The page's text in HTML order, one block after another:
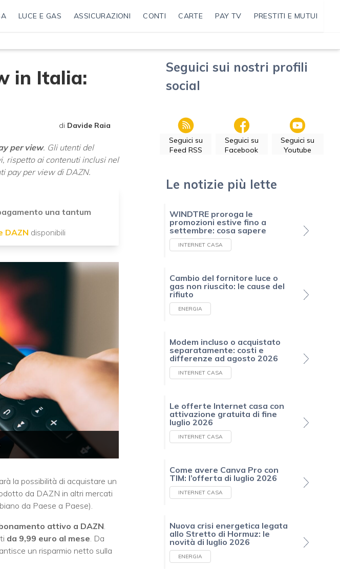
LUCE E GAS ASSICURAZIONI CONTI CARTE PAY TV PRESTITI E MUTUI
in Italia:
di Davide Raia
per view. Gli utenti del
rispetto ai contenuti inclusi nel
pay per view di DAZN.
una tantum
DAZN disponibili
la possibilità di acquistare un
da DAZN in altri mercati
da Paese a Paese).
attivo a DAZN.
da 9,99 euro al mese. Da
un risparmio netto sulla
Seguici sui nostri profili
social
Seguici su
Feed RSS
Seguici su
Facebook
Seguici su
Youtube
Le notizie più lette
WINDTRE proroga le
promozioni estive fino a
settembre: cosa sapere
INTERNET CASA
Cambio del fornitore luce o
gas non riuscito: le cause del
rifiuto
ENERGIA
Modem incluso o acquistato
separatamente: costi e
differenze ad agosto 2026
INTERNET CASA
Le offerte Internet casa con
attivazione gratuita di fine
luglio 2026
INTERNET CASA
Come avere Canva Pro con
TIM: l’offerta di luglio 2026
INTERNET CASA
Nuova crisi energetica legata
allo Stretto di Hormuz: le
novità di luglio 2026
ENERGIA